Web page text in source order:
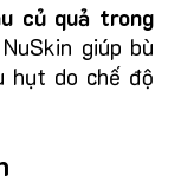
củ quả trong
giúp bù
hụt do chế độ